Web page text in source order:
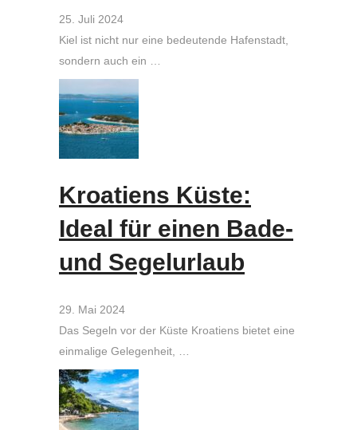
25. Juli 2024
Kiel ist nicht nur eine bedeutende Hafenstadt,
sondern auch ein …
Kroatiens Küste:
Ideal für einen Bade-
und Segelurlaub
29. Mai 2024
Das Segeln vor der Küste Kroatiens bietet eine
einmalige Gelegenheit, …